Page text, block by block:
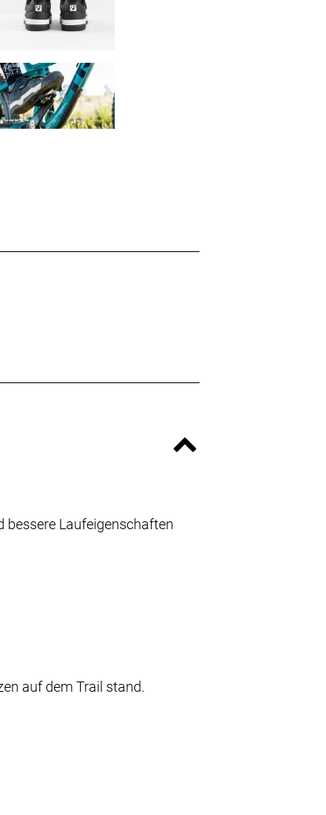
bessere Laufeigenschaften
auf dem Trail stand.